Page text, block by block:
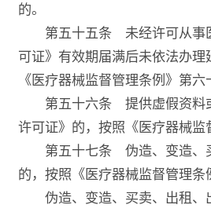
的。
第五十五条 未经许可从事医
可证》有效期届满后未依法办
《医疗器械监督管理条例》第
第五十六条 提供虚假资料或
许可证》的，按照《医疗器械
第五十七条 伪造、变造、买
的，按照《医疗器械监督管理
伪造、变造、买卖、出租、